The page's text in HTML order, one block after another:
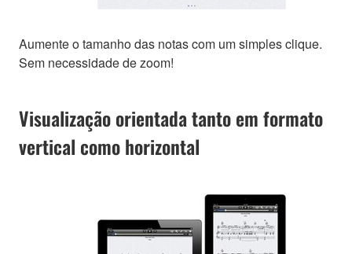
Aumente o tamanho das notas com um simples clique.
Sem necessidade de zoom!
Visualização orientada tanto em formato
vertical como horizontal